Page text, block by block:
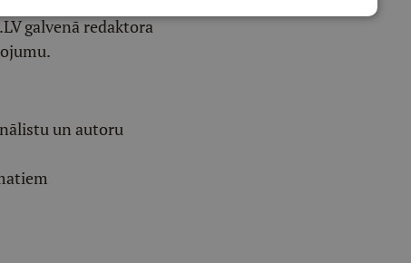
galvenā redaktora
un autoru